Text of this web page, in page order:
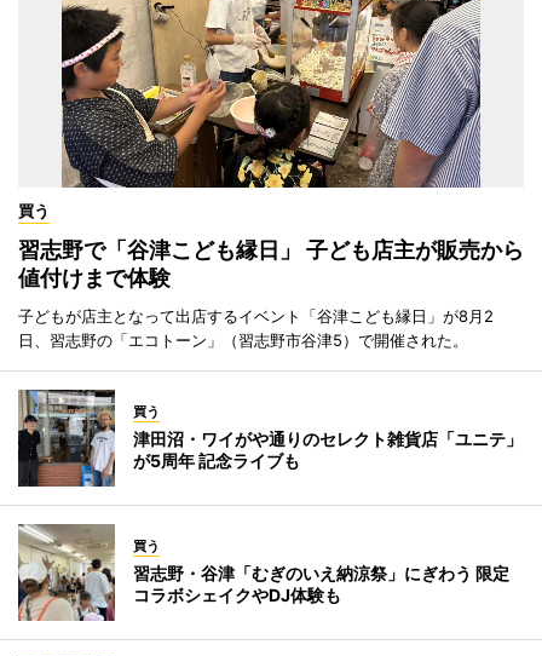
買う
習志野で「谷津こども縁日」 子ども店主が販売から
値付けまで体験
子どもが店主となって出店するイベント「谷津こども縁日」が8月2
日、習志野の「エコトーン」（習志野市谷津5）で開催された。
買う
津田沼・ワイがや通りのセレクト雑貨店「ユニテ」
が5周年 記念ライブも
買う
習志野・谷津「むぎのいえ納涼祭」にぎわう 限定
コラボシェイクやDJ体験も